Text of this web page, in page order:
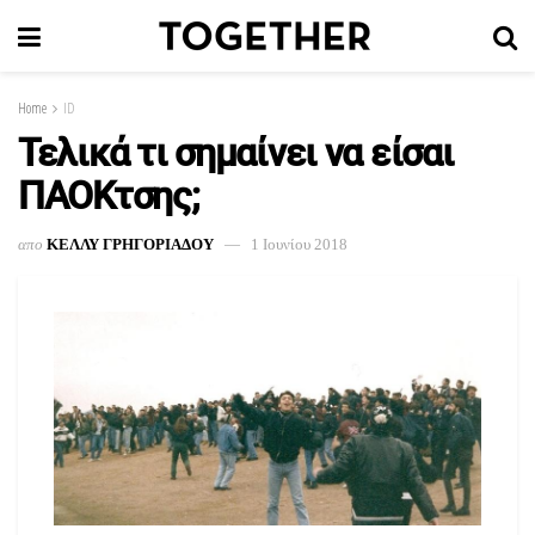
Home ID
Τελικά τι σημαίνει να είσαι
ΠΑΟΚτσης;
απο ΚΕΛΛΥ ΓΡΗΓΟΡΙΑΔΟΥ 1 Ιουνίου 2018